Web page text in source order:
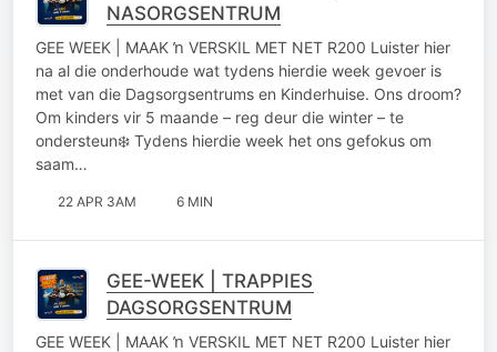
NASORGSENTRUM
GEE WEEK | MAAK ŉ VERSKIL MET NET R200 Luister hier
na al die onderhoude wat tydens hierdie week gevoer is
met van die Dagsorgsentrums en Kinderhuise. Ons droom?
Om kinders vir 5 maande – reg deur die winter – te
ondersteun❄️ Tydens hierdie week het ons gefokus om
saam…
22 APR 3AM 6 MIN
GEE-WEEK | TRAPPIES
DAGSORGSENTRUM
GEE WEEK | MAAK ŉ VERSKIL MET NET R200 Luister hier